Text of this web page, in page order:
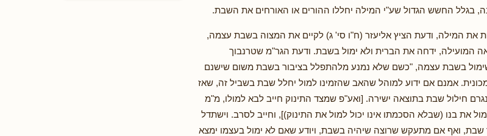
בגלל החשש הגדול שע"י המילה יחללו ההורים או האורחים את השבת.
את המילה, ודעת הציץ אליעזר (ח"ו סי' ג) לקיים את המצוה בשבת עצמה,
המועילה, ידחה את הברית ולא ימול בשבת. ודעת הגר"מ שטרנבוך
בשבת עצמה, "כשם שלא נמנע מלהתפלל בציבור בשבת משום שישנם
אמנם אם ידוע למוהל שהאב שהזמינו למול יחלל שבת בשביל זה, שאז
נגרם חילול שבת בתוצאה ישירה. [ואע"פ שמצד התינוק חייב לבא למולו, מ"מ
את בנו (שבלא הסכמתו אינו יכול למול את התינוק)], וחייב לסרב. וישתדל
ואף אם מתעקש שרוצה שיהיה בשבת, ויודע שאם לא ימול בעצמו ימצא